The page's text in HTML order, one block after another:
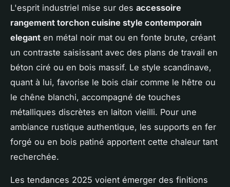
L'esprit industriel mise sur des accessoire
rangement torchon cuisine style contemporain
elegant en métal noir mat ou en fonte brute, créant
un contraste saisissant avec des plans de travail en
béton ciré ou en bois massif. Le style scandinave,
quant à lui, favorise le bois clair comme le hêtre ou
le chêne blanchi, accompagné de touches
métalliques discrètes en laiton vieilli. Pour une
ambiance rustique authentique, les supports en fer
forgé ou en bois patiné apportent cette chaleur tant
recherchée.
Les tendances 2025 voient émerger des finitions